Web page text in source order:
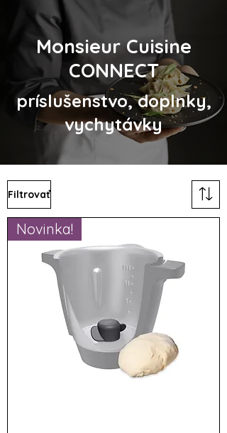
Monsieur Cuisine
CONNECT
príslušenstvo, doplnky,
vychytávky
Filtrovať
Novinka!